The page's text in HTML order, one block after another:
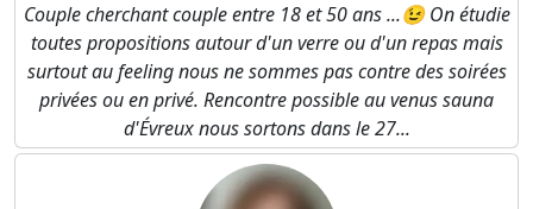
Couple cherchant couple entre 18 et 50 ans ...😉 On étudie
toutes propositions autour d'un verre ou d'un repas mais
surtout au feeling nous ne sommes pas contre des soirées
privées ou en privé. Rencontre possible au venus sauna
d'Évreux nous sortons dans le 27...